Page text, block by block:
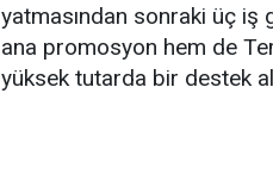
yatmasından sonraki üç iş
ana promosyon hem de
yüksek tutarda bir destek